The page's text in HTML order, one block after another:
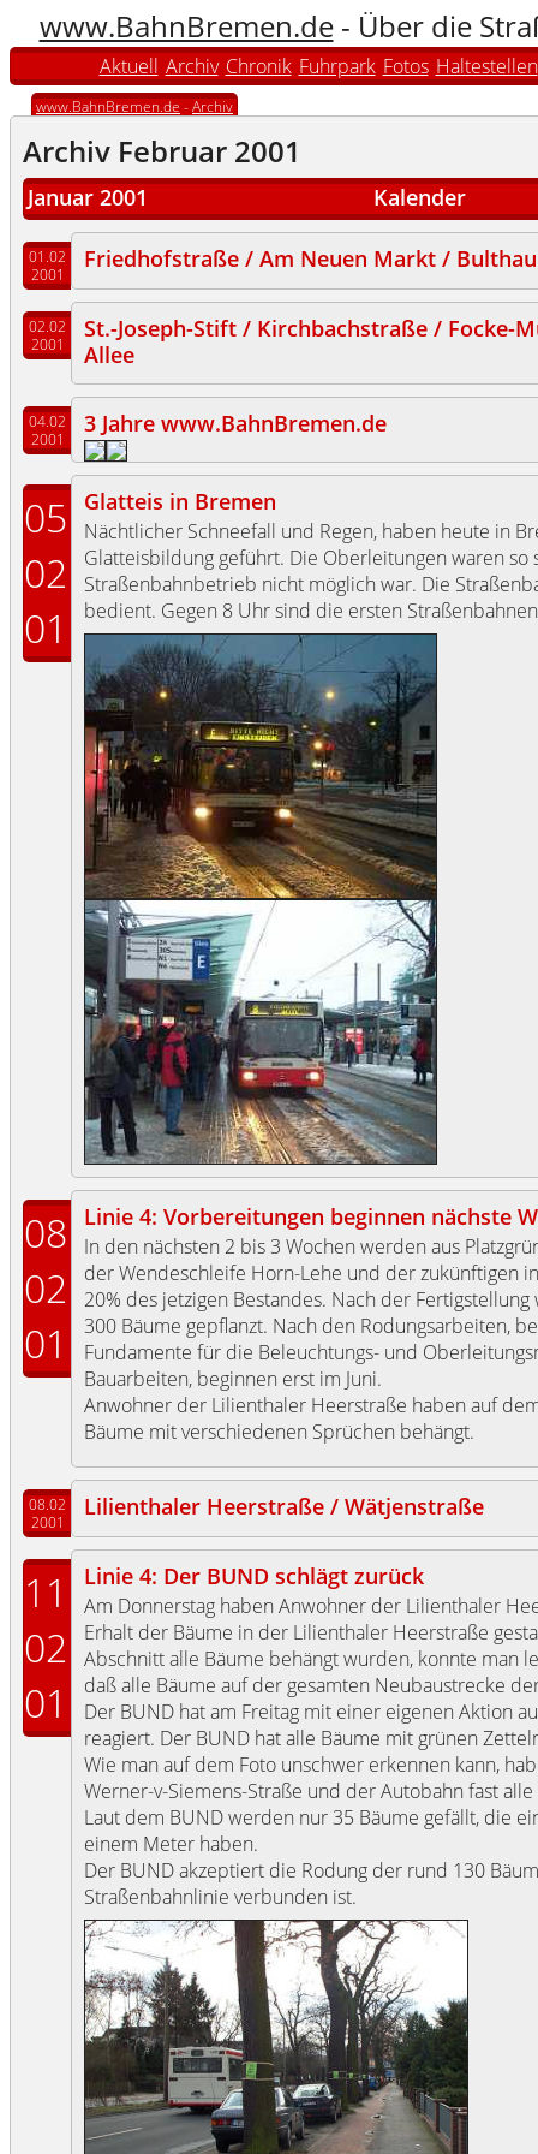
www.BahnBremen.de- Über die
Aktuell Archiv Chronik Fuhrpark Fotos Haltestellen
www.BahnBremen.de -Archiv
Archiv Februar 2001
Januar 2001 Kalender
01.02
2001
Friedhofstraße / Am Neuen Markt /
02.02
2001
St.-Joseph-Stift / Kirchbachstraße / Focke-
Allee
04.02
2001
3 Jahre www.BahnBremen.de
05
02
01
Glatteis in Bremen
Nächtlicher Schneefall und Regen, haben heute in
Glatteisbildung geführt. Die Oberleitungen waren so
Straßenbahnbetrieb nicht möglich war. Die
bedient. Gegen 8 Uhr sind die ersten
08
02
01
Linie 4: Vorbereitungen beginnen nächste
In den nächsten 2 bis 3 Wochen werden aus
der Wendeschleife Horn-Lehe und der zukünftigen
20% des jetzigen Bestandes. Nach der
300 Bäume gepflanzt. Nach den Rodungsarbeiten,
Fundamente für die Beleuchtungs- und
Bauarbeiten, beginnen erst im Juni.
Anwohner der Lilienthaler Heerstraße haben auf
Bäume mit verschiedenen Sprüchen behängt.
08.02
2001
Lilienthaler Heerstraße / Wätjenstraße
11
02
01
Linie 4: Der BUND schlägt zurück
Am Donnerstag haben Anwohner der Lilienthaler
Erhalt der Bäume in der Lilienthaler Heerstraße
Abschnitt alle Bäume behängt wurden, konnte man
daß alle Bäume auf der gesamten Neubaustrecke
Der BUND hat am Freitag mit einer eigenen Aktion
reagiert. Der BUND hat alle Bäume mit grünen
Wie man auf dem Foto unschwer erkennen kann,
Werner-v-Siemens-Straße und der Autobahn fast
Laut dem BUND werden nur 35 Bäume gefällt, die
einem Meter haben.
Der BUND akzeptiert die Rodung der rund 130
Straßenbahnlinie verbunden ist.